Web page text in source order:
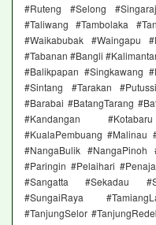
#Ruteng #Selong
#Taliwang #Tambolaka
#Waikabubak #Waingapu
#Tabanan #Bangli
#Balikpapan #Singkawang
#Sintang #Tarakan
#Barabai #BatangTarang
#Kandangan
#KualaPembuang #Malinau
#NangaBulik #NangaPinoh
#Paringin #Pelaihari
#Sangatta #Sekadau
#SungaiRaya
#TanjungSelor